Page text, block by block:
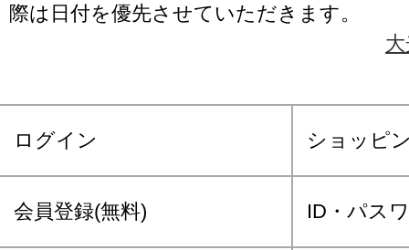
際は日付を優先させていただきます。
ログイン ショッピ
会員登録(無料) ID・パス